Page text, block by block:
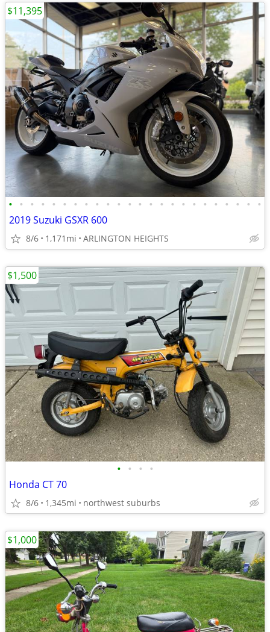
• • • • • • • • • • • • • • • • • • • • • • • •
2019 Suzuki GSXR 600
8/6 1,171mi ARLINGTON HEIGHTS
$11,395
• • • •
Honda CT 70
8/6 1,345mi northwest suburbs
$1,500
$1,000